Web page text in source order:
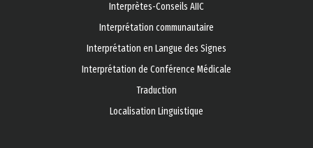
Interprètes-Conseils AIIC
Interprétation communautaire
Interprétation en Langue des Signes
Interprétation de Conférence Médicale
Traduction
Localisation Linguistique